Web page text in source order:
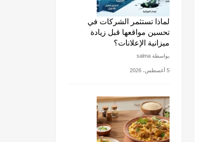
لماذا تستثمر الشركات في
تحسين مواقعها قبل زيادة
ميزانية الإعلانات؟
بواسطة salma
5 أغسطس، 2026